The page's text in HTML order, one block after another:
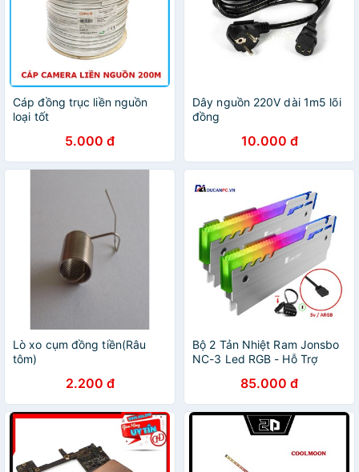
Cáp đồng trục liền nguồn
loại tốt
5.000 đ
Dây nguồn 220V dài 1m5 lõi
đồng
10.000 đ
Lò xo cụm đồng tiền(Râu
tôm)
2.200 đ
Bộ 2 Tản Nhiệt Ram Jonsbo
NC-3 Led RGB - Hỗ Trợ
Đồng Bộ Mainboard
85.000 đ